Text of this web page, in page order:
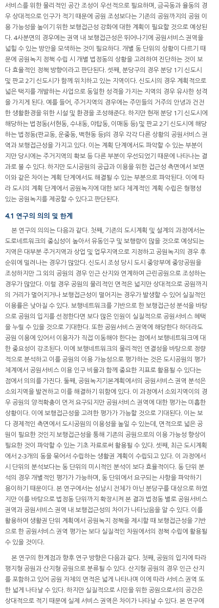
서비스를 위한 물리적인 공간 조성이 우선적으로 필요하며, 금곡동과 율동의 경
우 상대적으로 인구가 적기 때문에 공원 조성보다는 기존의 공원까지의 공원 이
용 가능성을 높이기 위한 보행접근성 강화에 대한 계획이 필요할 것으로 예상된
다. 4사분면의 경우에는 권역 내 보행접근성은 뛰어나기에 공원서비스 권역을
넓힐 수 있는 방안을 모색하는 것이 필요하다. 개별 동 단위의 상황이 다르기 때
문에 공원녹지 정책 수립 시 개별 법정동의 상황을 고려하여 진단하는 것이 보
다 효율적인 정책 방향이라고 판단된다. 셋째, 분당구의 경우 분당 1기 신도시
및 판교 2기 신도시가 함께 위치하고 있는 지역이다. 신도시의 경우 계획적으로
넓은 택지를 개발하는 사업으로 동일한 성격을 가지는 지역의 경우 유사한 성격
을 가지게 된다. 예를 들어, 주거지역의 경우에는 주민들의 거주의 안녕과 건전
한 생활환경을 위한 시설 및 환경을 조성해준다. 하지만 현재 분당 1기 신도시에
해당하는 법정동(서현동, 수내동, 야탑동, 이매동 등) 및 판교 2기 신도시에 해당
하는 법정동(판교동, 운중동, 백현동 등)의 경우 각각 다른 상황의 공원서비스 권
역과 보행접근성을 가지고 있다. 이는 계획 단계에서도 파악할 수 있는 부분이
지만 당시에는 주거지역의 확보 등 다른 부분이 우선되었기 때문에 나타나는 결
과로 볼 수 있다. 하지만 도시공원의 공급과 이용을 위한 접근성 측면에서 보면
이와 같은 차이는 계획 단계에서도 해결될 수 있는 부분으로 파악된다. 이에 따
라 도시의 계획 단계에서 공원녹지에 대한 보다 체계적인 계획 수립은 형평성
있는 공원녹지를 제공할 수 있다고 판단된다.
4.1 연구의 의의 및 한계
본 연구의 의의는 다음과 같다. 첫째, 기존의 도시계획 및 설계의 과정에서는
도로네트워크의 중심성이 높아서 유동인구 및 보행량이 많을 것으로 예상되는
지역은 대부분 주거지역과 상업 및 업무지역으로 지정하고 공원녹지의 경우 후
순위에 밀려나는 경우가 많았다. 신도시 조성 당시 도시 중앙부에 중앙공원을
조성하지만 그 외의 공원의 경우 인근 산지와 연계하여 근린공원으로 조성하는
경우가 많았다. 이럴 경우 공원의 물리적인 면적은 넓지만 상대적으로 공원까지
의 거리가 멀어지거나 보행접근성이 떨어지는 경우가 발생할 수 있어 실질적인
이용률은 낮아질 수 있다. 보행네트워크를 기반으로 한 보행접근성 분석을 바탕
으로 공원의 입지를 선정한다면 보다 많은 인원이 실질적으로 공원서비스 혜택
을 누릴 수 있을 것으로 기대한다. 또한 공원서비스 권역에 해당한다 하더라도
공원 이용에 있어서 이용자가 직접 이동해야 한다는 점에서 보행네트워크에 대
한 중요성이 강조된다. 이에 보행네트워크의 물리적인 연결성을 바탕으로 정량
적으로 분석하고 이를 공원의 이용 가능성으로 평가하는 것은 도시공원의 평가
체계에서 공원서비스 이용 인구 비율과 함께 중요한 지표로 활용될 수 있다는
점에서 의의를 가진다. 둘째, 공원녹지기본계획에서의 공원서비스 권역 분석은
소외지역을 발견하고 이를 해결하기 위함에 있다. 이 과정에서 소외지역이의 경
우 공원의 양적확충이 먼저 요구되지만 공원서비스 권역에 대한 평가는 미흡한
상황이다. 이에 보행접근성을 고려한 평가가 가능할 것으로 기대된다. 이는 보
다 경제적인 측면에서 도시공원의 이용성을 높일 수 있는데, 면적으로 넓은 공
원이 필요한 것인지 보행접근성을 통해 기존의 공원으로의 이용 가능성 향상이
필요한 것이 파악할 수 있는 기초 자료로써 활용될 수 있다. 셋째, 최근 도시계획
에서 2-3개의 동을 묶어서 수립하는 생활권 계획이 수립되고 있다. 이 과정에서
시 단위의 분석보다는 동 단위의 미시적인 분석이 보다 효율적이다. 동 단위 분
석의 경우 개별적인 평가가 가능하며, 동 단위에서 요구되는 사항을 파악하기
용이하기 때문이다. 본 연구에서는 성남시 전체가 아닌 분당구를 대상으로 하였
지만 이를 바탕으로 법정동 단위까지 확장시켜 본 결과 법정동 별로 공원서비스
권역과 공원서비스 권역 내 보행접근성의 차이가 나타났음을 알 수 있다. 이를
활용하여 생활권 단위 계획에서 공원녹지 정책을 제시할 때 보행접근성을 기반
으로 한 공원서비스 권역 평가는 보다 실질적인 차원에서의 정책 수립에 활용될
수 있을 것이다.
본 연구의 한계점과 향후 연구 방향은 다음과 같다. 첫째, 공원의 입지에 따라
평지형 공원과 산지형 공원으로 분류될 수 있다. 산지형 공원의 경우 인근 산지
를 포함하고 있어 공원 자체의 면적은 넓게 나타나며 이에 따라 서비스 권역 또
한 넓게 나타날 수 있다. 하지만 실질적으로 시민을 위한 공원으로서의 공간은
상대적으로 적기 때문에 실제 서비스 권역은 차이가 나타날 수 있다. 본 연구에